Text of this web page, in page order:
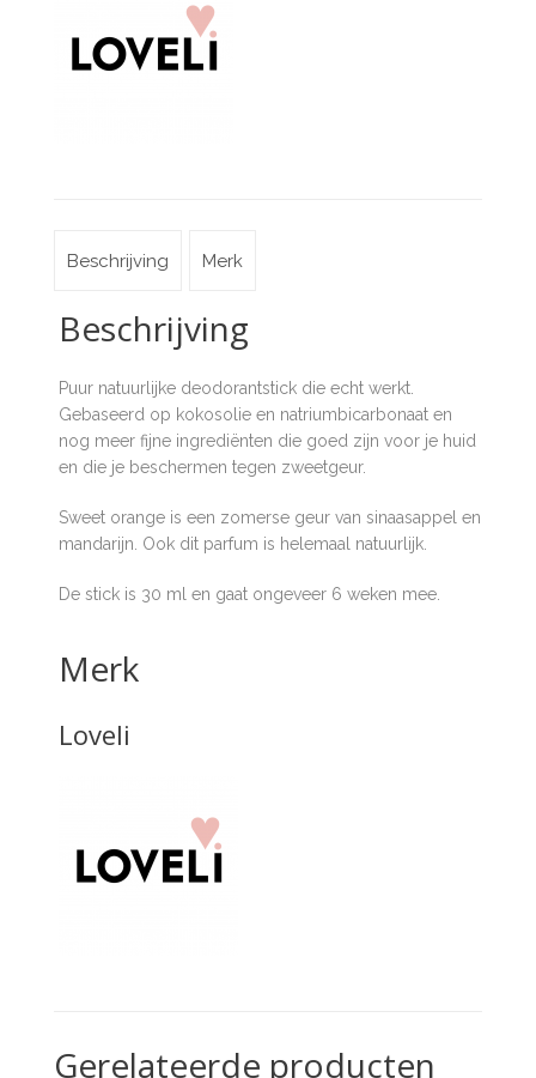
Beschrijving Merk
Beschrijving
Puur natuurlijke deodorantstick die echt werkt.
Gebaseerd op kokosolie en natriumbicarbonaat en
nog meer fijne ingrediënten die goed zijn voor je huid
en die je beschermen tegen zweetgeur.
Sweet orange is een zomerse geur van sinaasappel en
mandarijn. Ook dit parfum is helemaal natuurlijk.
De stick is 30 ml en gaat ongeveer 6 weken mee.
Merk
Loveli
Gerelateerde producten